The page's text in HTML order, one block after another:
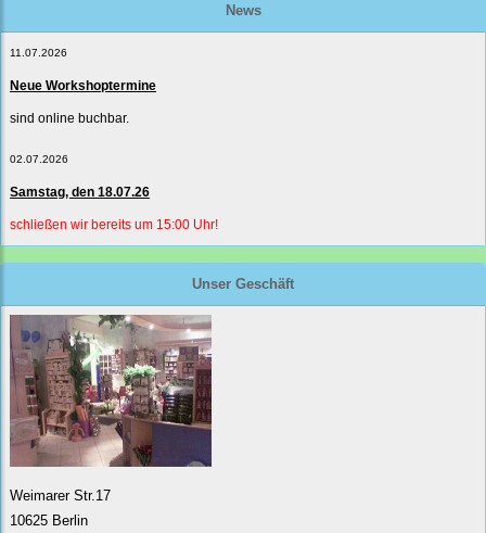
News
11.07.2026
Neue Workshoptermine
sind online buchbar.
02.07.2026
Samstag, den 18.07.26
schließen wir bereits um 15:00 Uhr!
Unser Geschäft
Weimarer Str.17
10625 Berlin